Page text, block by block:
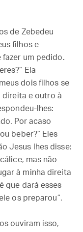
de Zebedeu
filhos e
um pedido.
Ela
dois filhos se
direita e outro à
lhes:
Por acaso
beber?” Eles
Jesus lhes disse:
mas não
à minha direita
que dará esses
os preparou”.
ouviram isso,